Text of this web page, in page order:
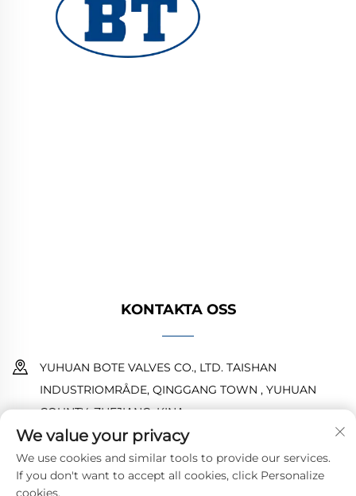
KONTAKTA OSS
YUHUAN BOTE VALVES CO., LTD. TAISHAN
INDUSTRIOMRÅDE, QINGGANG TOWN , YUHUAN
COUNTY ,ZHEJIANG ,KINA
18968473237
[email protected]
We value your privacy
We use cookies and similar tools to provide our services.
If you don't want to accept all cookies, click Personalize
cookies.